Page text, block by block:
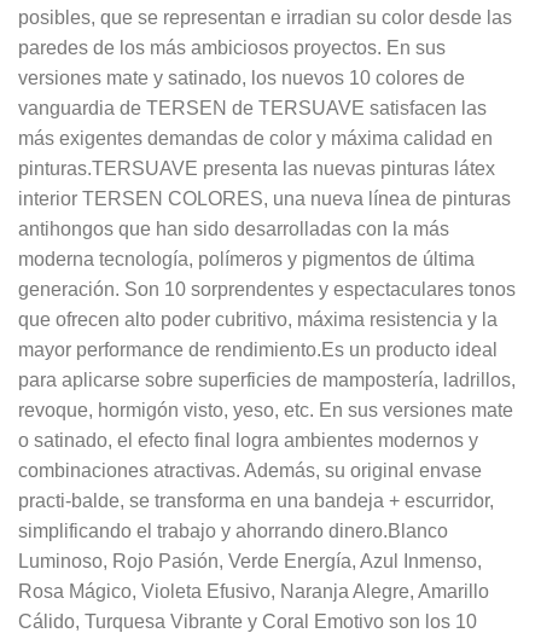
posibles, que se representan e irradian su color desde las
paredes de los más ambiciosos proyectos. En sus
versiones mate y satinado, los nuevos 10 colores de
vanguardia de TERSEN de TERSUAVE satisfacen las
más exigentes demandas de color y máxima calidad en
pinturas.TERSUAVE presenta las nuevas pinturas látex
interior TERSEN COLORES, una nueva línea de pinturas
antihongos que han sido desarrolladas con la más
moderna tecnología, polímeros y pigmentos de última
generación. Son 10 sorprendentes y espectaculares tonos
que ofrecen alto poder cubritivo, máxima resistencia y la
mayor performance de rendimiento.Es un producto ideal
para aplicarse sobre superficies de mampostería, ladrillos,
revoque, hormigón visto, yeso, etc. En sus versiones mate
o satinado, el efecto final logra ambientes modernos y
combinaciones atractivas. Además, su original envase
practi-balde, se transforma en una bandeja + escurridor,
simplificando el trabajo y ahorrando dinero.Blanco
Luminoso, Rojo Pasión, Verde Energía, Azul Inmenso,
Rosa Mágico, Violeta Efusivo, Naranja Alegre, Amarillo
Cálido, Turquesa Vibrante y Coral Emotivo son los 10